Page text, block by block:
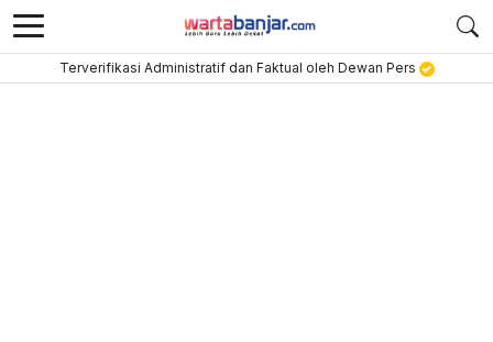
Terverifikasi Administratif dan Faktual oleh Dewan Pers